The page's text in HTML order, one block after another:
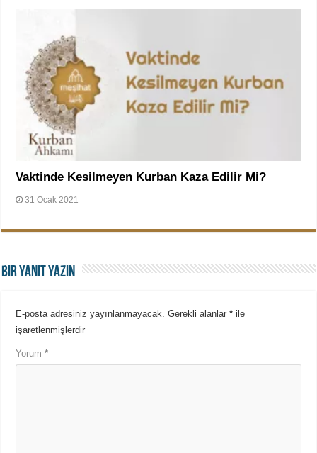
Vaktinde Kesilmeyen Kurban Kaza Edilir Mi?
31 Ocak 2021
Bir yanıt yazın
E-posta adresiniz yayınlanmayacak. Gerekli alanlar* ile
işaretlenmişlerdir
Yorum*